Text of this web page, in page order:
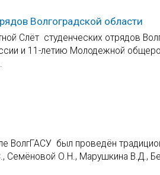
Волгоградской области
Слёт студенческих отрядов
и 11-летию Молодежной
ВолгГАСУ был проведён
Семёновой О.Н., Марушкина В.Д.,